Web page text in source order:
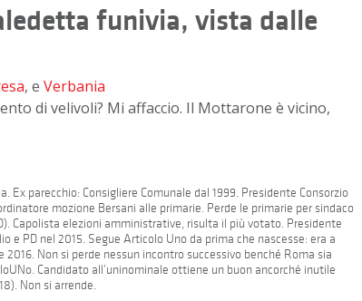
funivia, vista dalle
, e Verbania
di velivoli? Mi affaccio. Il Mottarone è vicino,
Ex parecchio: Consigliere Comunale dal 1999. Presidente Consorzio
mozione Bersani alle primarie. Perde le primarie per sindaco
Capolista elezioni amministrative, risulta il più votato. Presidente
e PD nel 2015. Segue Articolo Uno da prima che nascesse: era a
Non si perde nessun incontro successivo benché Roma sia
Candidato all’uninominale ottiene un buon ancorché inutile
Non si arrende.